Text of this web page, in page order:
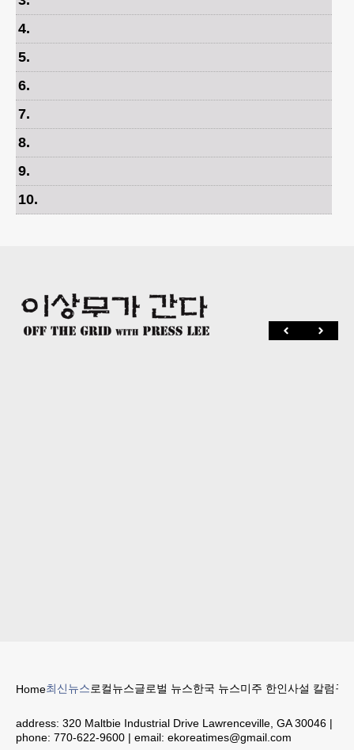
4.
5.
6.
7.
8.
9.
10.
Home최신뉴스로컬뉴스글로벌 뉴스한국 뉴스미주 한인사설 칼럼구
address: 320 Maltbie Industrial Drive Lawrenceville, GA 30046 |
phone: 770-622-9600 | email: ekoreatimes@gmail.com